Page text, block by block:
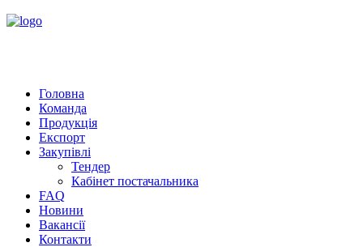
Головна
Команда
Продукція
Експорт
Закупівлі
Тендер
Кабінет постачальника
FAQ
Новини
Вакансії
Контакти